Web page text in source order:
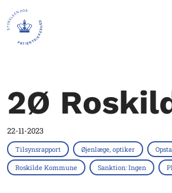
2Ø
22-11-2023
Tilsynsrapport Øjenlæge, optiker
Roskilde Kommune Sanktion: Ingen